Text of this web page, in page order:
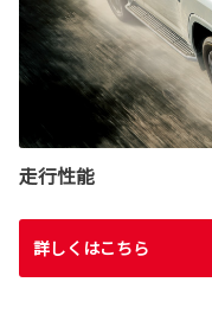
走行性能
詳しくはこちら